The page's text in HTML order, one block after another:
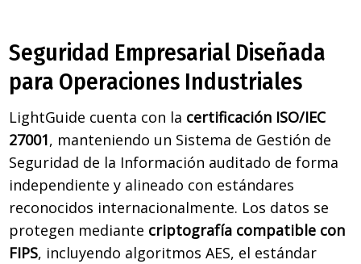
Seguridad Empresarial Diseñada
para Operaciones Industriales
LightGuide cuenta con la certificación ISO/IEC
27001, manteniendo un Sistema de Gestión de
Seguridad de la Información auditado de forma
independiente y alineado con estándares
reconocidos internacionalmente. Los datos se
protegen mediante criptografía compatible con
FIPS, incluyendo algoritmos AES, el estándar